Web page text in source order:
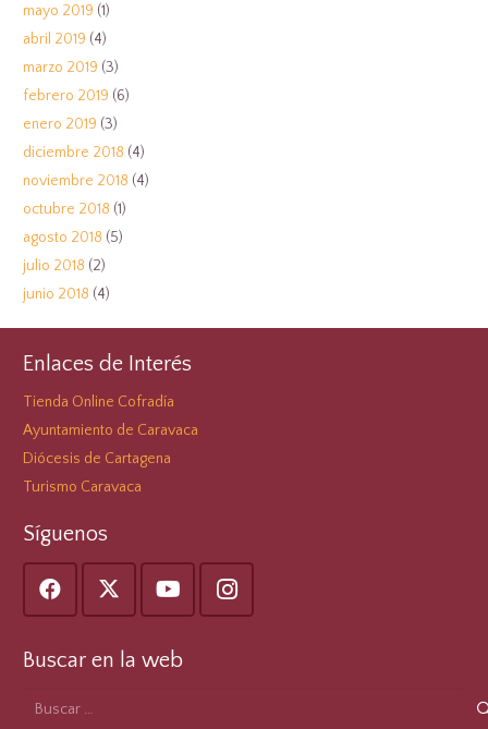
mayo 2019 (1)
abril 2019 (4)
marzo 2019 (3)
febrero 2019 (6)
enero 2019 (3)
diciembre 2018 (4)
noviembre 2018 (4)
octubre 2018 (1)
agosto 2018 (5)
julio 2018 (2)
junio 2018 (4)
Enlaces de Interés
Tienda Online Cofradía
Ayuntamiento de Caravaca
Diócesis de Cartagena
Turismo Caravaca
Síguenos
Buscar en la web
Buscar: